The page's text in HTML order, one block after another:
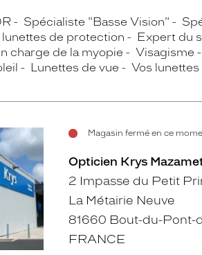
Spécialiste "Basse Vision"
de protection
Expert du
charge de la myopie
Visagisme
Lunettes de vue Vos
Magasin fermé en ce
Opticien Krys
2 Impasse du Petit
La Métairie Neuve
81660 Bout-du-Pont-
FRANCE